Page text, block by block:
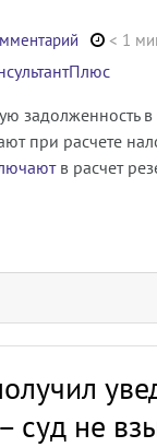
< 1
задолженность в
при расчете
в расчет
суд не